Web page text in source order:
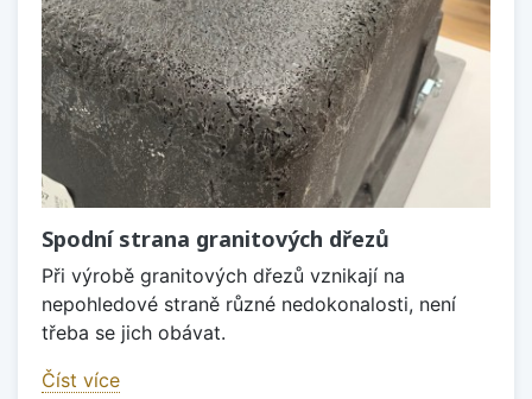
Spodní strana granitových dřezů
Při výrobě granitových dřezů vznikají na
nepohledové straně různé nedokonalosti, není
třeba se jich obávat.
Číst více